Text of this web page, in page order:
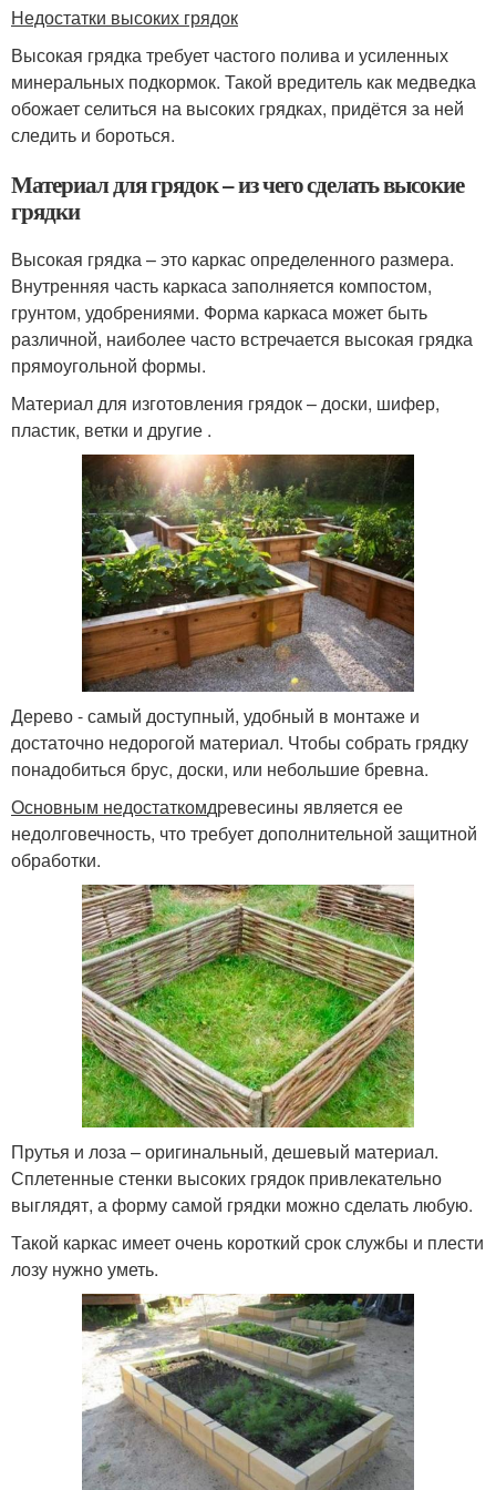
Недостатки высоких грядок
Высокая грядка требует частого полива и усиленных
минеральных подкормок. Такой вредитель как медведка
обожает селиться на высоких грядках, придётся за ней
следить и бороться.
Материал для грядок – из чего сделать высокие
грядки
Высокая грядка – это каркас определенного размера.
Внутренняя часть каркаса заполняется компостом,
грунтом, удобрениями. Форма каркаса может быть
различной, наиболее часто встречается высокая грядка
прямоугольной формы.
Материал для изготовления грядок – доски, шифер,
пластик, ветки и другие .
Дерево - самый доступный, удобный в монтаже и
достаточно недорогой материал. Чтобы собрать грядку
понадобиться брус, доски, или небольшие бревна.
Основным недостаткомдревесины является ее
недолговечность, что требует дополнительной защитной
обработки.
Прутья и лоза – оригинальный, дешевый материал.
Сплетенные стенки высоких грядок привлекательно
выглядят, а форму самой грядки можно сделать любую.
Такой каркас имеет очень короткий срок службы и плести
лозу нужно уметь.